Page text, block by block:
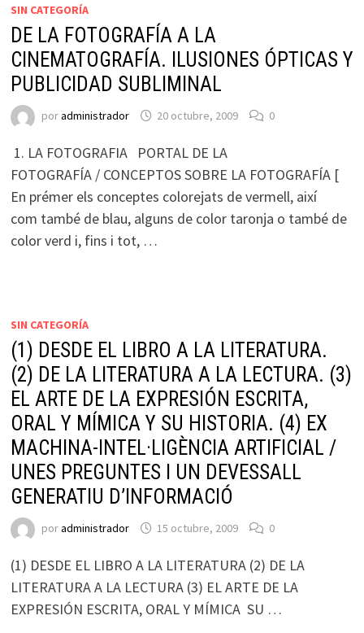
SIN CATEGORÍA
DE LA FOTOGRAFÍA A LA
CINEMATOGRAFÍA. ILUSIONES ÓPTICAS Y
PUBLICIDAD SUBLIMINAL
poradministrador 20 octubre, 2009 0
1. LA FOTOGRAFIA PORTAL DE LA
FOTOGRAFÍA / CONCEPTOS SOBRE LA FOTOGRAFÍA [
En prémer els conceptes colorejats de vermell, així
com també de blau, alguns de color taronja o també de
color verd i, fins i tot, …
SIN CATEGORÍA
(1) DESDE EL LIBRO A LA LITERATURA.
(2) DE LA LITERATURA A LA LECTURA. (3)
EL ARTE DE LA EXPRESIÓN ESCRITA,
ORAL Y MÍMICA Y SU HISTORIA. (4) EX
MACHINA-INTEL·LIGÈNCIA ARTIFICIAL /
UNES PREGUNTES I UN DEVESSALL
GENERATIU D’INFORMACIÓ
poradministrador 15 octubre, 2009 0
(1) DESDE EL LIBRO A LA LITERATURA (2) DE LA
LITERATURA A LA LECTURA (3) EL ARTE DE LA
EXPRESIÓN ESCRITA, ORAL Y MÍMICA SU …